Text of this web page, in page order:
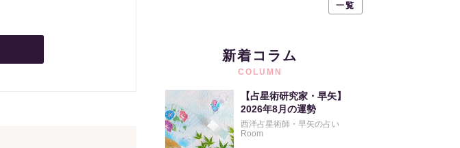
一覧
新着コラム
COLUMN
【占星術研究家・早矢】
2026年8月の運勢
西洋占星術師・早矢の占い
Room